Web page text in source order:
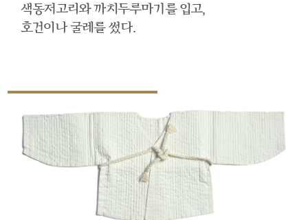
색동저고리와 까치두루마기를 입고,
호건이나 굴레를 썼다.